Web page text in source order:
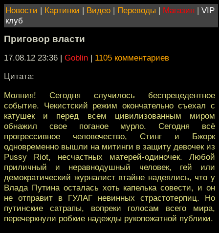
Новости | Картинки | Видео | Переводы | Магазин | VIP
клуб
Приговор власти
17.08.12 23:36 | Goblin | 1105 комментариев
Цитата:
Молния! Сегодня случилось беспрецедентное
событие. Чекистский режим окончательно съехал с
катушек и перед всем цивилизованным миром
обнажил свое поганое мурло. Сегодня всё
прогрессивное человечество, Стинг и Бжорк
одновременно вышли на митинги в защиту девочек из
Pussy Riot, несчастных матерей-одиночек. Любой
приличный и неравнодушный человек, гей или
демократический журналист втайне надеялись, что у
Влада Путина осталась хоть капелька совести, и он
не отправит в ГУЛАГ невинных страстотерпиц. Но
путинские сатрапы, вопреки голосам всего мира,
перечеркнули робкие надежды рукопожатной публики.